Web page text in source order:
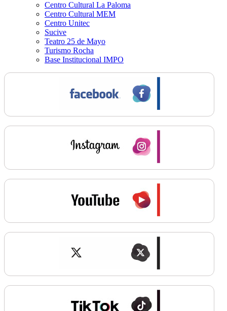
Centro Cultural La Paloma
Centro Cultural MEM
Centro Unitec
Sucive
Teatro 25 de Mayo
Turismo Rocha
Base Institucional IMPO